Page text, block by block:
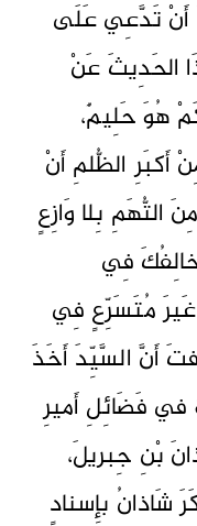
تَدَّعِي عَلَى
الحَدِيثَ عَنْ
هُوَ حَلِيمٌ،
أَكبَرِ الظُّلمِ أَنْ
بِلا وَازِعٍ
فِي
غَيرَ مُتَسَرِّعٍ فِي
أَنَّ السَّيِّدَ أَخَذَ
فَضَائِلِ أَميرِ
بْنِ جِبريلَ،
حَيثُ ذَكَرَ شَاذانُ بإِسنادٍ